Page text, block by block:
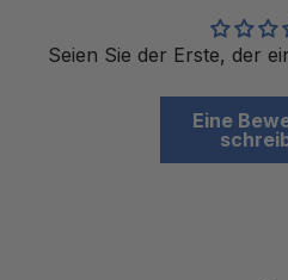
Seien Sie der Erste, der
Eine